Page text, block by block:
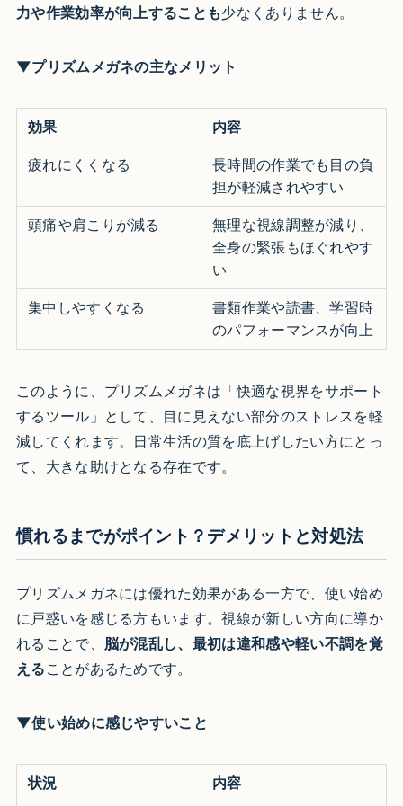
力や作業効率が向上することも少なくありません。
▼プリズムメガネの主なメリット
効果 内容
疲れにくくなる
長時間の作業でも目の負
担が軽減されやすい
頭痛や肩こりが減る
無理な視線調整が減り、
全身の緊張もほぐれやす
い
集中しやすくなる
書類作業や読書、学習時
のパフォーマンスが向上
このように、プリズムメガネは「快適な視界をサポート
するツール」として、目に見えない部分のストレスを軽
減してくれます。日常生活の質を底上げしたい方にとっ
て、大きな助けとなる存在です。
慣れるまでがポイント？デメリットと対処法
プリズムメガネには優れた効果がある一方で、使い始め
に戸惑いを感じる方もいます。視線が新しい方向に導か
れることで、 脳が混乱し、最初は違和感や軽い不調を覚
える ことがあるためです。
▼使い始めに感じやすいこと
状況 内容